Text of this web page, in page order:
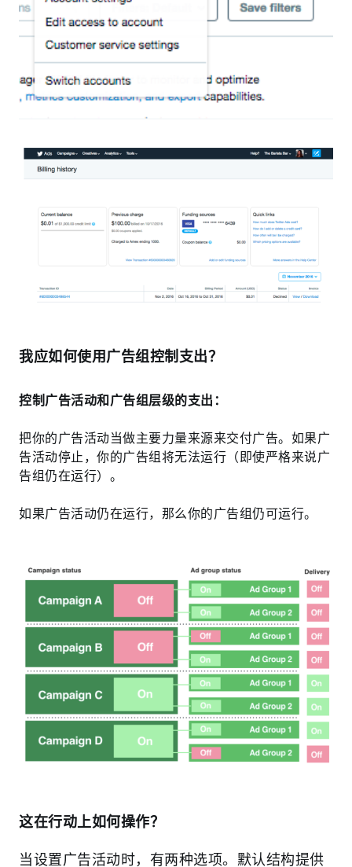
我应如何使用广告组控制支出？
控制广告活动和广告组层级的支出：
把你的广告活动当做主要力量来源来交付广告。如果广
告活动停止，你的广告组将无法运行（即使严格来说广
告组仍在运行）。
如果广告活动仍在运行，那么你的广告组仍可运行。
这在行动上如何操作？
当设置广告活动时，有两种选项。默认结构提供